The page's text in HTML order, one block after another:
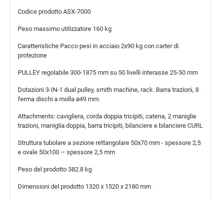
Codice prodotto ASX-7000
Peso massimo utilizzatore 160 kg
Caratteristiche Pacco pesi in acciaio 2x90 kg con carter di
protezione
PULLEY regolabile 300-1875 mm su 50 livelli interasse 25-50 mm
Dotazioni 3-IN-1 dual pulley, smith machine, rack. Barra trazioni, 8
ferma dischi a molla ø49 mm.
Attachments: cavigliera, corda doppia tricipiti, catena, 2 maniglie
trazioni, maniglia doppia, barra tricipiti, bilanciere e bilanciere CURL
Struttura tubolare a sezione rettangolare 50x70 mm - spessore 2,5
e ovale 50x100 – spessore 2,5 mm
Peso del prodotto 382.8 kg
Dimensioni del prodotto 1320 x 1520 x 2180 mm